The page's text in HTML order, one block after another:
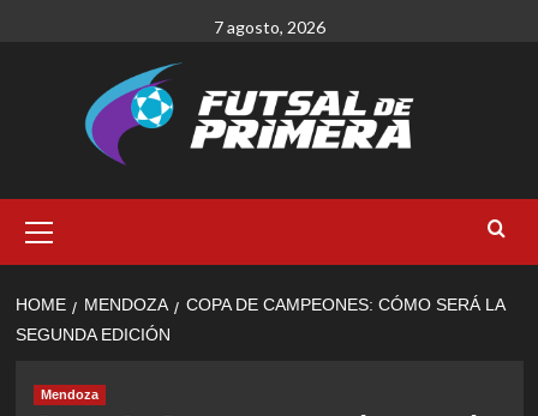
7 agosto, 2026
Menu
HOME MENDOZA
COPA DE CAMPEONES: CÓMO SERÁ LA
SEGUNDA EDICIÓN
Mendoza